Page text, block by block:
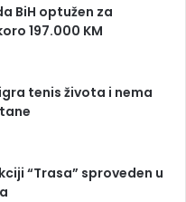
BiH optužen za
197.000 KM
tenis života i nema
“Trasa” sproveden u